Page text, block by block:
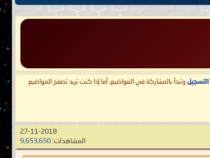
التسجيل وتبدأ بالمشاركة في المواضيع، أما إذا كنت تريد تصفح المواضيع
27-11-2018
المشاهدات: 9,653,650